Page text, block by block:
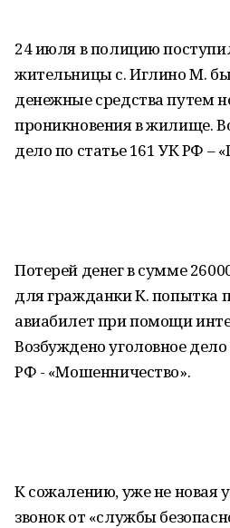
24 июля в полицию
жительницы с. Иглино М.
денежные средства путем
проникновения в жилище.
дело по статье 161 УК РФ –
Потерей денег в сумме
для гражданки К. попытка
авиабилет при помощи
Возбуждено уголовное
РФ - «Мошенничество».
К сожалению, уже не новая
звонок от «службы